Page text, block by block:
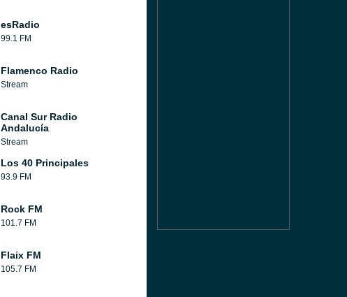
esRadio
99.1 FM
Flamenco Radio
Stream
Canal Sur Radio
Andalucía
Stream
Los 40 Principales
93.9 FM
Rock FM
101.7 FM
Flaix FM
105.7 FM